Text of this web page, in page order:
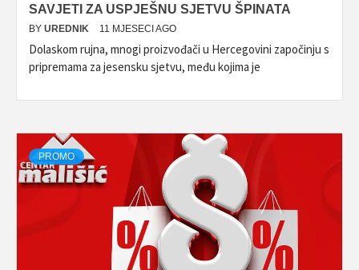
SAVJETI ZA USPJEŠNU SJETVU ŠPINATA
BY UREDNIK 11 MJESECI AGO
Dolaskom rujna, mnogi proizvođači u Hercegovini započinju s
pripremama za jesensku sjetvu, među kojima je
PROMO